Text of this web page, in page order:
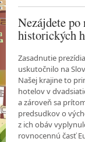
Nezájdete po
historických
Zasadnutie
uskutočnilo na
Našej krajine to
hotelov v
a zároveň sa
predsudkov o
z ich obáv
rovnocennú časť